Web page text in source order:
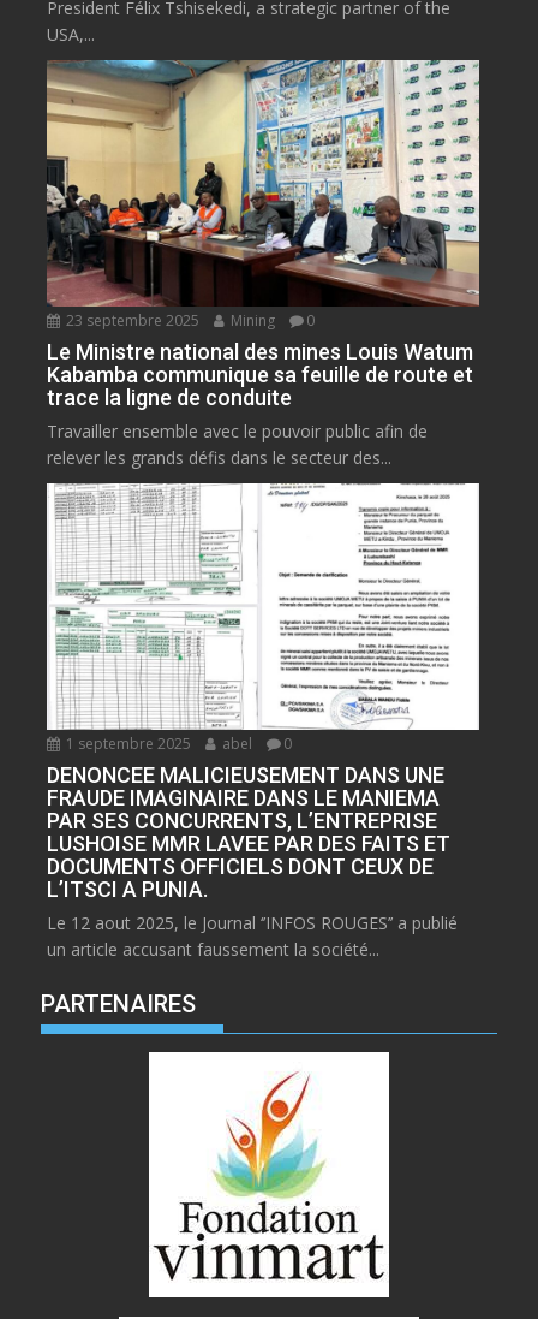
President Félix Tshisekedi, a strategic partner of the
USA,...
23 septembre 2025 Mining 0
Le Ministre national des mines Louis Watum
Kabamba communique sa feuille de route et
trace la ligne de conduite
Travailler ensemble avec le pouvoir public afin de
relever les grands défis dans le secteur des...
1 septembre 2025 abel 0
DENONCEE MALICIEUSEMENT DANS UNE
FRAUDE IMAGINAIRE DANS LE MANIEMA
PAR SES CONCURRENTS, L’ENTREPRISE
LUSHOISE MMR LAVEE PAR DES FAITS ET
DOCUMENTS OFFICIELS DONT CEUX DE
L’ITSCI A PUNIA.
Le 12 aout 2025, le Journal ‘’INFOS ROUGES’’ a publié
un article accusant faussement la société...
PARTENAIRES